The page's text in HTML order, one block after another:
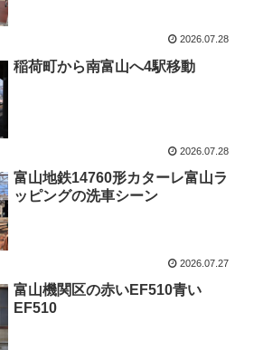
2026.07.28
稲荷町から南富山へ4駅移動
2026.07.28
富山地鉄14760形カターレ富山ラ
ッピングの洗車シーン
2026.07.27
富山機関区の赤いEF510青い
EF510